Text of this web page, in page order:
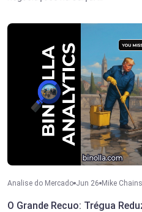
Analise do Mercado Jun 26 Mike
O Grande Recuo: Trégua